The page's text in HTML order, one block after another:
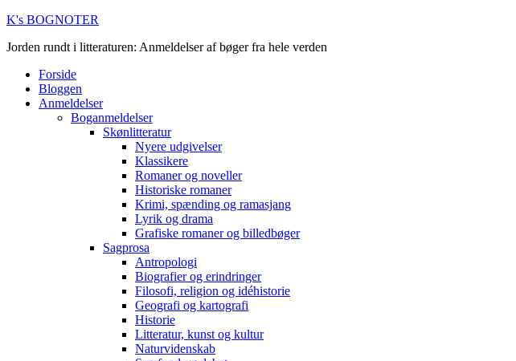
K's BOGNOTER
Jorden rundt i litteraturen: Anmeldelser af bøger fra hele verden
Forside
Bloggen
Anmeldelser
Boganmeldelser
Skønlitteratur
Nyere udgivelser
Klassikere
Romaner og noveller
Historiske romaner
Krimi, spænding og ramasjang
Lyrik og drama
Grafiske romaner og billedbøger
Sagprosa
Antropologi
Biografier og erindringer
Filosofi, religion og idéhistorie
Geografi og kartografi
Historie
Litteratur, kunst og kultur
Naturvidenskab